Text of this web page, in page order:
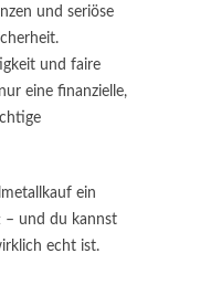
und seriöse
und faire
eine finanzielle,
ein
– und du kannst
echt ist.